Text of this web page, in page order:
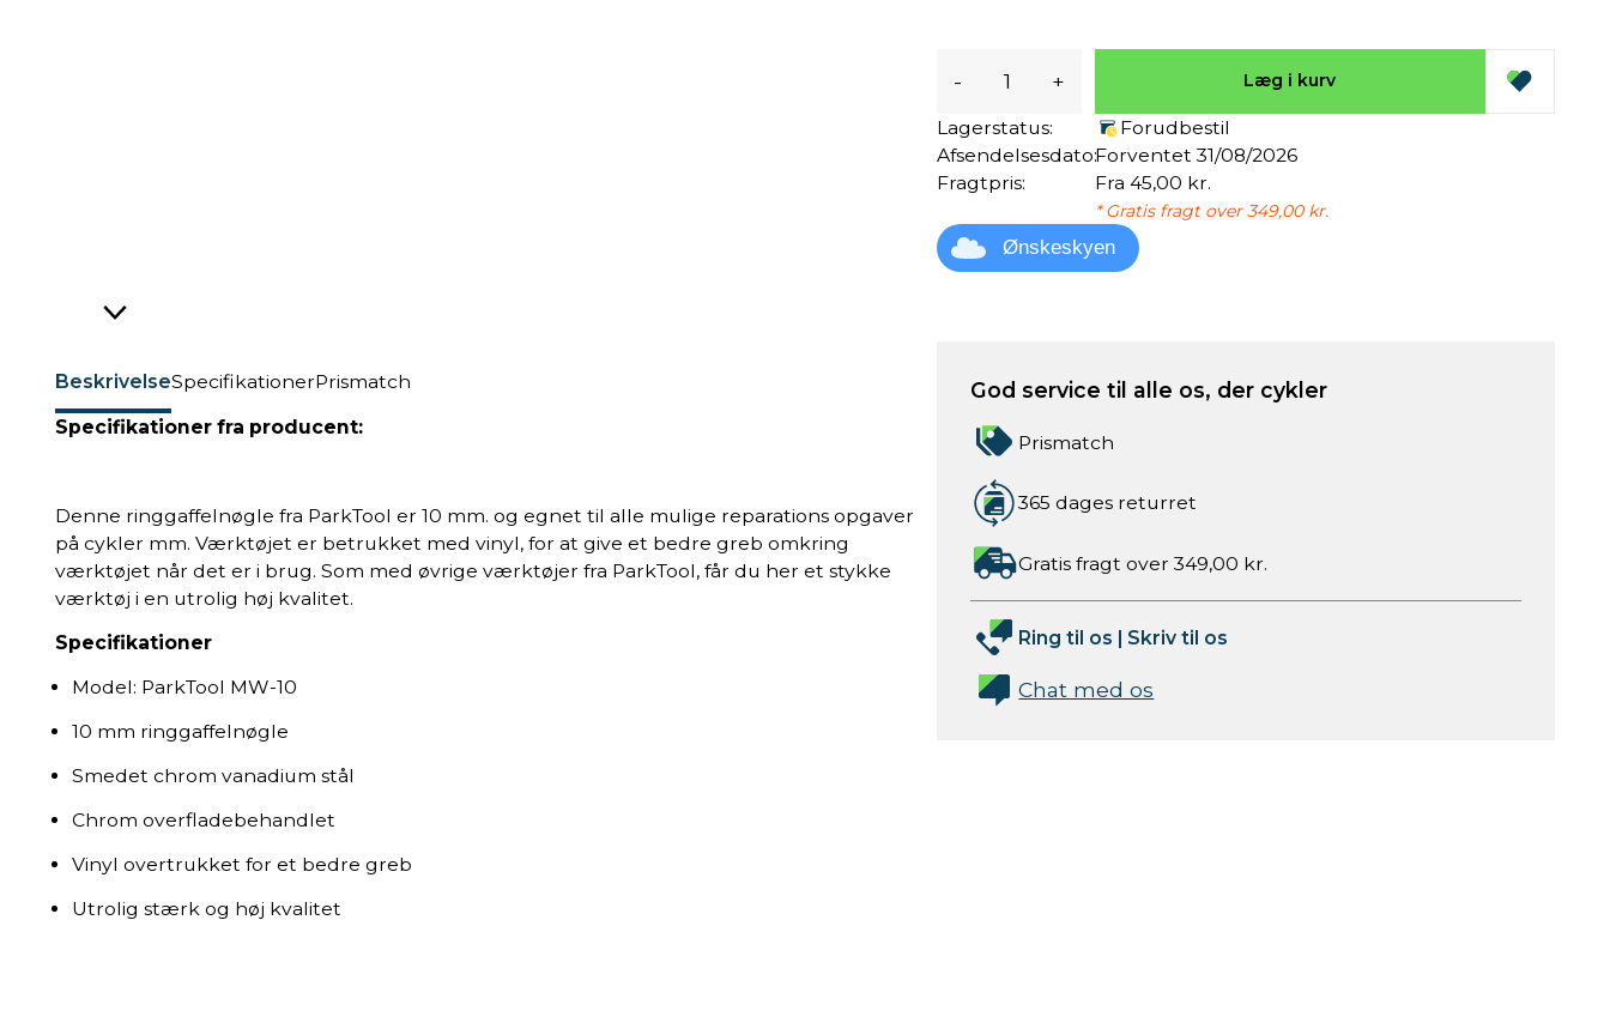
BeskrivelseSpecifikationerPrismatch
Specifikationer fra producent:
Denne ringgaffelnøgle fra ParkTool er 10 mm. og egnet til alle mulige reparations opgaver
på cykler mm. Værktøjet er betrukket med vinyl, for at give et bedre greb omkring
værktøjet når det er i brug. Som med øvrige værktøjer fra ParkTool, får du her et stykke
værktøj i en utrolig høj kvalitet.
Specifikationer
Model: ParkTool MW-10
10 mm ringgaffelnøgle
Smedet chrom vanadium stål
Chrom overfladebehandlet
Vinyl overtrukket for et bedre greb
Utrolig stærk og høj kvalitet
- + Læg i kurv
Lagerstatus:
Forudbestil
Afsendelsesdato:Forventet 31/08/2026
Fragtpris:
Fra 45,00 kr.
* Gratis fragt over 349,00 kr.
Ønskeskyen
God service til alle os, der cykler
Prismatch
365 dages returret
Gratis fragt over 349,00 kr.
Ring til os | Skriv til os
Chat med os